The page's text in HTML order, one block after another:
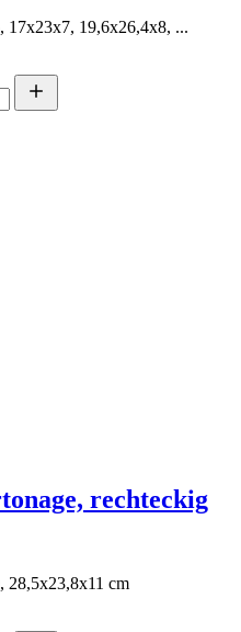
17x23x7, 19,6x26,4x8, ...
rechteckig
28,5x23,8x11 cm